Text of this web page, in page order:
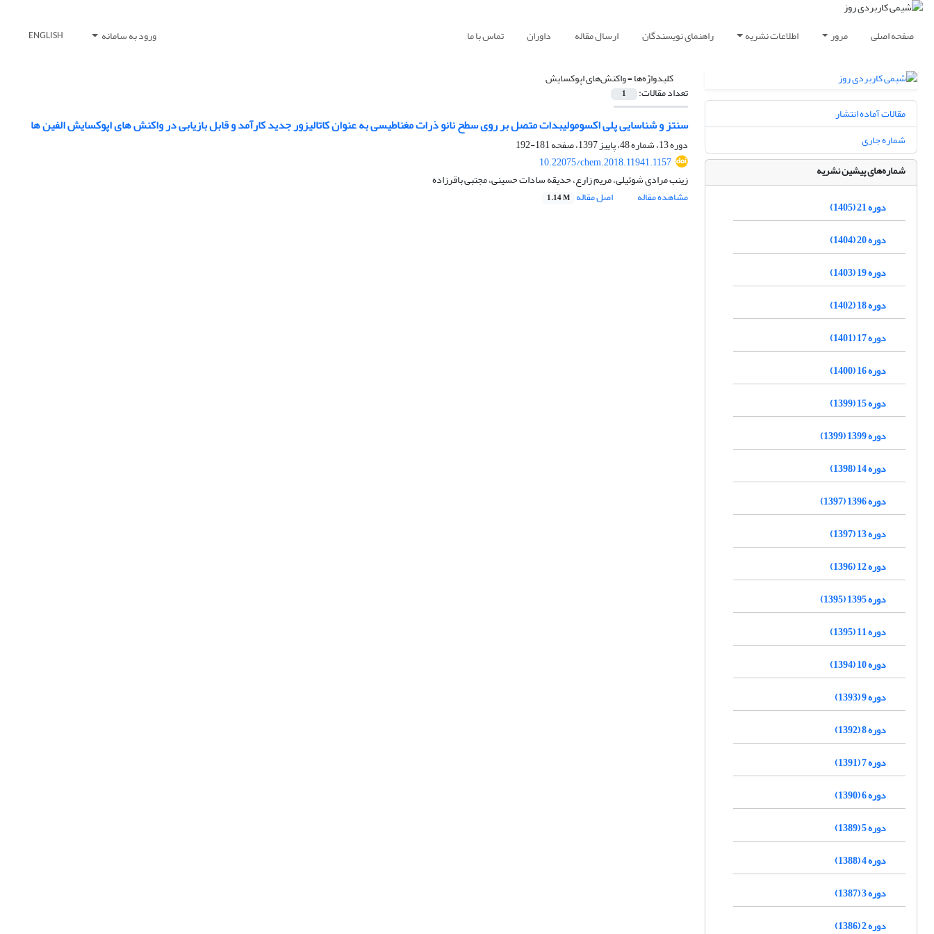
صفحه اصلی مرور اطلاعات نشریه راهنمای نویسندگان ارسال مقاله داوران تماس با ما ورود به سامانه ENGLISH
کلیدواژه‌ها =واکنش‌های اپوکسایش
تعداد مقالات: 1
سنتز و شناسایی پلی اکسومولیبدات متصل بر روی سطح نانو ذرات مغناطیسی به عنوان کاتالیزور جدید کارآمد و قابل بازیابی در واکنش های اپوکسایش الفین ها
دوره 13، شماره 48، پاییز 1397، صفحه
181-192
10.22075/chem.2018.11941.1157
زینب مرادی شوئیلی، مریم زارع، حدیقه سادات حسینی، مجتبی باقرزاده
مشاهده مقاله
اصل مقاله 1.14 M
مقالات آماده انتشار
شماره جاری
شماره‌های پیشین نشریه
دوره 21 (1405)
دوره 20 (1404)
دوره 19 (1403)
دوره 18 (1402)
دوره 17 (1401)
دوره 16 (1400)
دوره 15 (1399)
دوره 1399 (1399)
دوره 14 (1398)
دوره 1396 (1397)
دوره 13 (1397)
دوره 12 (1396)
دوره 1395 (1395)
دوره 11 (1395)
دوره 10 (1394)
دوره 9 (1393)
دوره 8 (1392)
دوره 7 (1391)
دوره 6 (1390)
دوره 5 (1389)
دوره 4 (1388)
دوره 3 (1387)
دوره 2 (1386)